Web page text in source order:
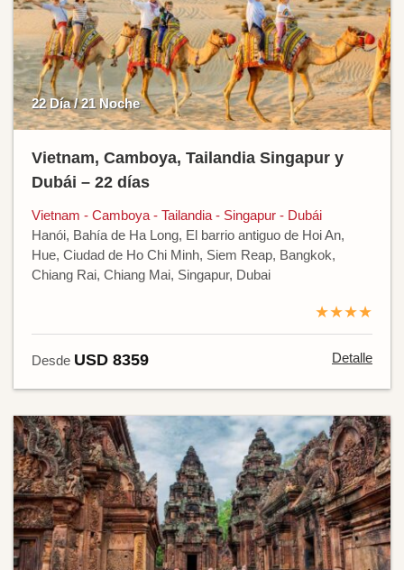
22 Día / 21 Noche
Vietnam, Camboya, Tailandia Singapur y
Dubái – 22 días
Vietnam - Camboya - Tailandia - Singapur - Dubái
Hanói, Bahía de Ha Long, El barrio antiguo de Hoi An,
Hue, Ciudad de Ho Chi Minh, Siem Reap, Bangkok,
Chiang Rai, Chiang Mai, Singapur, Dubai
★★★★
Desde USD 8359 Detalle